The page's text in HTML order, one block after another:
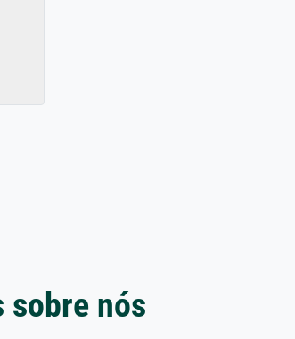
sobre nós